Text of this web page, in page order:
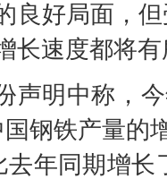
良好局面，
长速度都将
声明中称，
钢铁产量的
去年同期增